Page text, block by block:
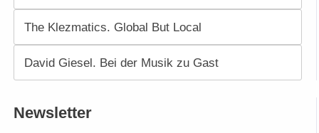
The Klezmatics. Global But Local
David Giesel. Bei der Musik zu Gast
Newsletter